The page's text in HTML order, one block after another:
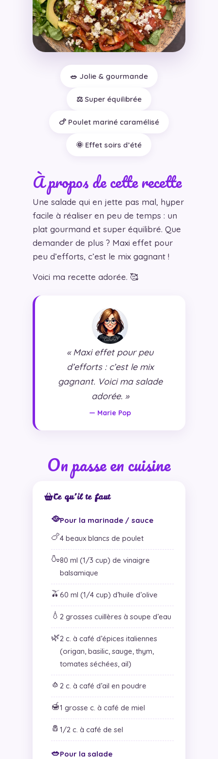
🥗 Jolie & gourmande
⚖️ Super équilibrée
🍗 Poulet mariné caramélisé
🌞 Effet soirs d’été
À propos de cette recette
Une salade qui en jette pas mal, hyper
facile à réaliser en peu de temps : un
plat gourmand et super équilibré. Que
demander de plus ? Maxi effet pour
peu d’efforts, c’est le mix gagnant !
Voici ma recette adorée. 🥰
« Maxi effet pour peu
d’efforts : c’est le mix
gagnant. Voici ma salade
adorée. »
— Marie Pop
On passe en cuisine
Ce qu’il te faut
🥘Pour la marinade / sauce
🍗4 beaux blancs de poulet
🍶80 ml (1/3 cup) de vinaigre
balsamique
🫒60 ml (1/4 cup) d’huile d’olive
💧 2 grosses cuillères à soupe d’eau
🌿2 c. à café d’épices italiennes
(origan, basilic, sauge, thym,
tomates séchées, ail)
🧄 2 c. à café d’ail en poudre
🍯1 grosse c. à café de miel
🧂 1/2 c. à café de sel
🥗Pour la salade